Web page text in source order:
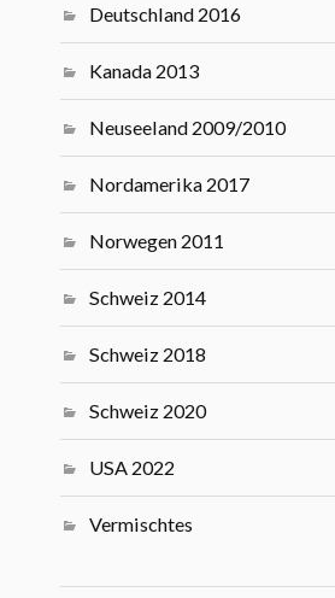
Deutschland 2016
Kanada 2013
Neuseeland 2009/2010
Nordamerika 2017
Norwegen 2011
Schweiz 2014
Schweiz 2018
Schweiz 2020
USA 2022
Vermischtes